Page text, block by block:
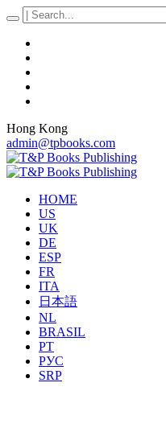
Hong Kong
admin@tpbooks.com
HOME
US
UK
DE
ESP
FR
ITA
日本語
NL
BRASIL
PT
РУС
SRP